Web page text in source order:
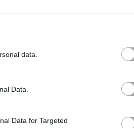
data.
Data.
Data for Targeted
Nem a legjobban alakult
marokkói részeken
számára. A kamionos